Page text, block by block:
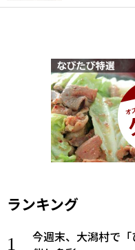
ランキング
今週末、大潟村で